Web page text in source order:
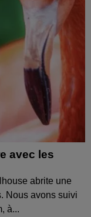
avec les
abrite une
Nous avons suivi
à...